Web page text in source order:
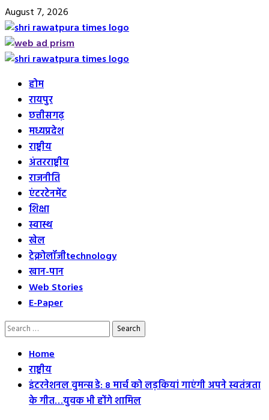
Skip
to
content
August 7, 2026
Primary
होम
रायपुर
छत्तीसगढ़
मध्यप्रदेश
राष्ट्रीय
अंतरराष्ट्रीय
राजनीति
एंटरटेनमेंट
शिक्षा
स्वास्थ
खेल
टेक्नोलॉजीtechnology
खान-पान
Web Stories
E-Paper
Search
Home
राष्ट्रीय
इंटरनेशनल वुमन्स डे: 8 मार्च को लड़कियां गाएंगी अपने स्वतंत्रता
के गीत…युवक भी होंगे शामिल